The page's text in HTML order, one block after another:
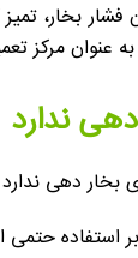
فشار بخار،
مرکز
ندارد
بخار دهی
بر استفاده